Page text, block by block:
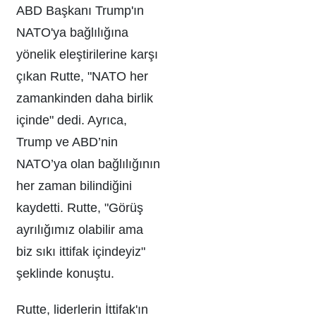
ABD Başkanı Trump'ın
NATO'ya bağlılığına
yönelik eleştirilerine karşı
çıkan Rutte, "NATO her
zamankinden daha birlik
içinde" dedi. Ayrıca,
Trump ve ABD’nin
NATO’ya olan bağlılığının
her zaman bilindiğini
kaydetti. Rutte, "Görüş
ayrılığımız olabilir ama
biz sıkı ittifak içindeyiz"
şeklinde konuştu.
Rutte, liderlerin İttifak'ın